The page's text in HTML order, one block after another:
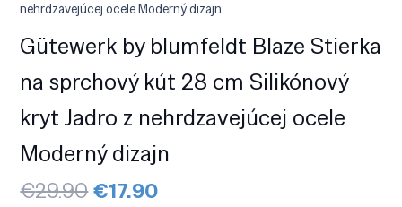
nehrdzavejúcej ocele Moderný dizajn
Gütewerk by blumfeldt Blaze Stierka
na sprchový kút 28 cm Silikónový
kryt Jadro z nehrdzavejúcej ocele
Moderný dizajn
€29.90Pôvodná
€17.90Aktuálna